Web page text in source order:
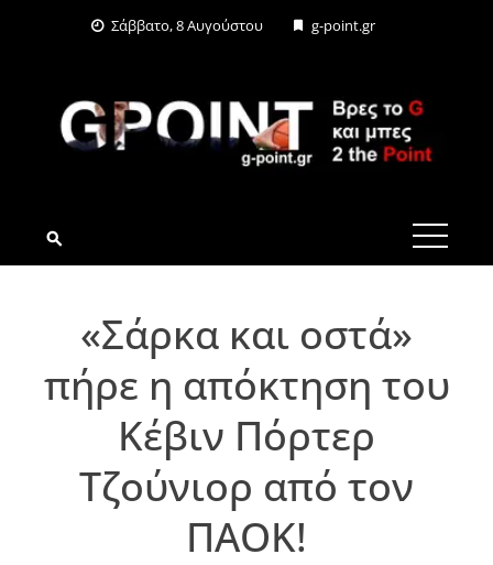
Σάββατο, 8 Αυγούστου g-point.gr
G-POINT.GR
«Σάρκα και οστά»
πήρε η απόκτηση του
Κέβιν Πόρτερ
Τζούνιορ από τον
ΠΑΟΚ!